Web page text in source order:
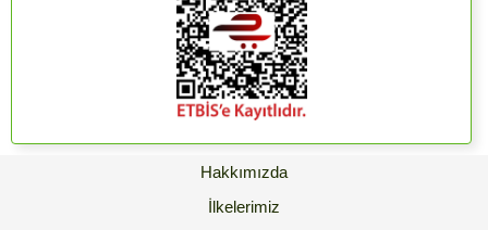
Hakkımızda
İlkelerimiz